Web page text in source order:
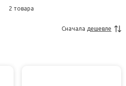
2 товара
Сначала дешевле